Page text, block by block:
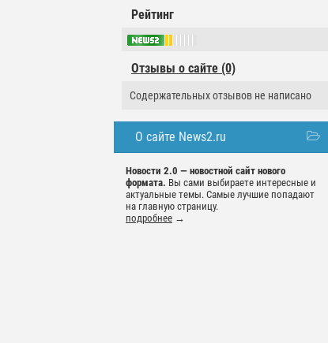
Рейтинг
Отзывы о сайте (0)
Содержательных отзывов не написано
О сайте News2.ru
Новости 2.0 — новостной сайт нового
формата. Вы сами выбираете интересные и
актуальные темы. Самые лучшие попадают
на главную страницу.
подробнее →